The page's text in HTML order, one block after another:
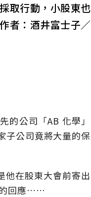
取行動，小股東也
者：酒井富士子／
公司「AB 化學」
子公司竟將大量的保
他在股東大會前寄出
的回應……